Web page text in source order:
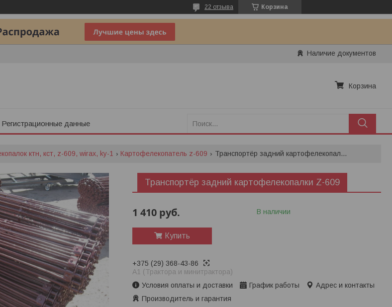
Корзина
22 отзыва
Наличие документов
Корзина
Регистрационные данные
ктн, кст, z-609, wirax, ky-1 Картофелекопатель z-609 Транспортёр задний картофелекопалки z-609
Транспортёр задний картофелекопалки Z-609
1 410 руб. В наличии
Купить
+375 (29) 368-43-86
A1 (Трактора и минитрактора)
Условия оплаты и доставки
График работы
Адрес и контакты
Производитель и гарантия